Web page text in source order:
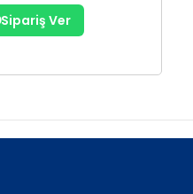
Sipariş Ver